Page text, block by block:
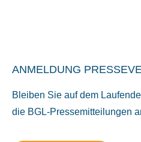
ANMELDUNG
Bleiben Sie auf dem
die BGL-Pressemitteilungen